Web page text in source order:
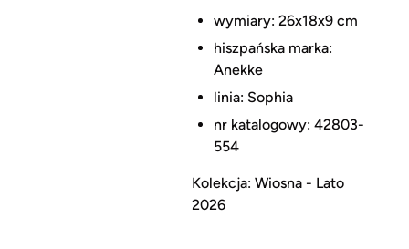
wymiary: 26x18x9 cm
hiszpańska marka:
Anekke
linia: Sophia
nr katalogowy: 42803-
554
Kolekcja: Wiosna - Lato
2026